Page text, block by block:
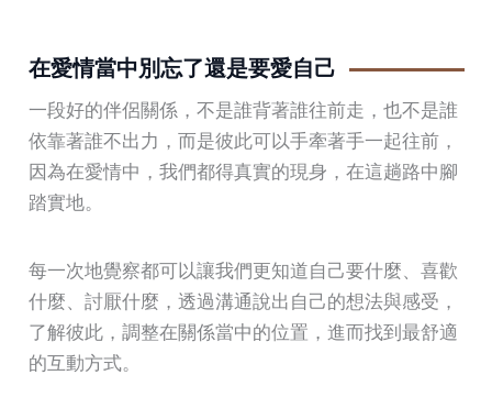
在愛情當中別忘了還是要愛自己
一段好的伴侶關係，不是誰背著誰往前走，也不是誰
依靠著誰不出力，而是彼此可以手牽著手一起往前，
因為在愛情中，我們都得真實的現身，在這趟路中腳
踏實地。
每一次地覺察都可以讓我們更知道自己要什麼、喜歡
什麼、討厭什麼，透過溝通說出自己的想法與感受，
了解彼此，調整在關係當中的位置，進而找到最舒適
的互動方式。